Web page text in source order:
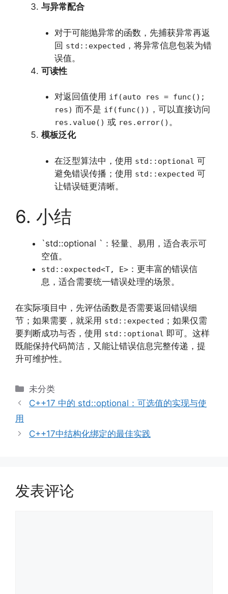
与异常配合
对于可能抛异常的函数，先捕获异常再返
回 std::expected ，将异常信息包装为错
误值。
可读性
对返回值使用 if(auto res = func();
res) 而不是 if(func()) ，可以直接访问
res.value() 或 res.error() 。
模板泛化
在泛型算法中，使用 std::optional 可
避免错误传播；使用 std::expected 可
让错误链更清晰。
6. 小结
`std::optional `：轻量、易用，适合表示可
空值。
std::expected<T, E> ：更丰富的错误信
息，适合需要统一错误处理的场景。
在实际项目中，先评估函数是否需要返回错误细
节；如果需要，就采用 std::expected ；如果仅需
要判断成功与否，使用 std::optional 即可。这样
既能保持代码简洁，又能让错误信息完整传递，提
升可维护性。
分
类
未分类
C++17 中的 std::optional：可选值的实现与使
用
C++17中结构化绑定的最佳实践
发表评论